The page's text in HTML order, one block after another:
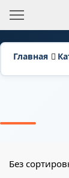
Главная
Без